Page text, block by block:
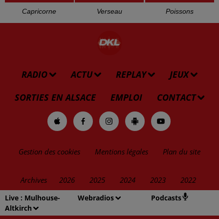
Live : Mulhouse-
Altkirch
Webradios Podcasts